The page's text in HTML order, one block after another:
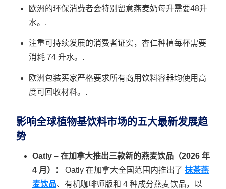
欧洲的环保消费者会特别留意燕麦奶每升需要48升
水。.
注重可持续发展的消费者证实，杏仁种植每杯需要
消耗 74 升水。.
欧洲包装买家严格要求所有商用饮料容器均使用高
度可回收材料。.
影响全球植物基饮料市场的五大最新发展趋
势
Oatly – 在加拿大推出三款新的燕麦饮品（2026 年
4 月）：
Oatly 在加拿大全国范围内推出了 抹茶燕
麦饮品、有机咖啡师版和 4 种成分燕麦饮品，以